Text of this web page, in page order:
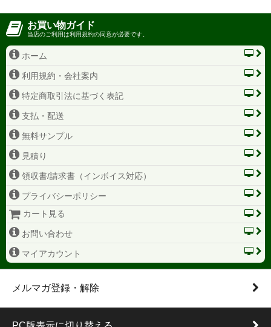
お買い物ガイド
当店のご利用は利用規約の同意が必要です。
ホーム
利用規約・会社案内
特定商取引法に基づく表記
支払・配送
無料サンプル
見積り
領収書/請求書（インボイス対応）
プライバシーポリシー
カート見る
お問い合わせ
マイアカウント
メルマガ登録・解除